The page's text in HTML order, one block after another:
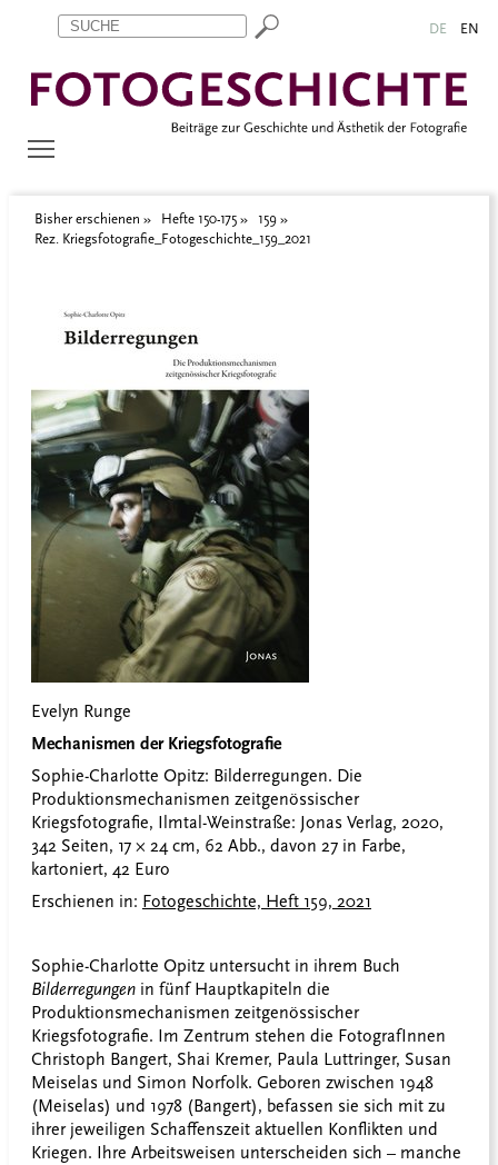
Zum Inhalt springen
Aktuelle Seite: Rez. Kriegsfotografie_Fotogeschichte_159_2021
DE EN
Bisher erschienen Hefte 150-175
159
Rez. Kriegsfotografie_Fotogeschichte_159_2021
Evelyn Runge
Mechanismen der Kriegsfotografie
Sophie-Charlotte Opitz: Bilderregungen. Die
Produktionsmechanismen zeitgenössischer
Kriegsfotografie, Ilmtal-Weinstraße: Jonas Verlag, 2020,
342 Seiten, 17 × 24 cm, 62 Abb., davon 27 in Farbe,
kartoniert, 42 Euro
Erschienen in: Fotogeschichte, Heft 159, 2021
Sophie-Charlotte Opitz untersucht in ihrem Buch
Bilderregungen in fünf Hauptkapiteln die
Produktionsmechanismen zeitgenössischer
Kriegsfotografie. Im Zentrum stehen die FotografInnen
Christoph Bangert, Shai Kremer, Paula Luttringer, Susan
Meiselas und Simon Norfolk. Geboren zwischen 1948
(Meiselas) und 1978 (Bangert), befassen sie sich mit zu
ihrer jeweiligen Schaffenszeit aktuellen Konflikten und
Kriegen. Ihre Arbeitsweisen unterscheiden sich – manche